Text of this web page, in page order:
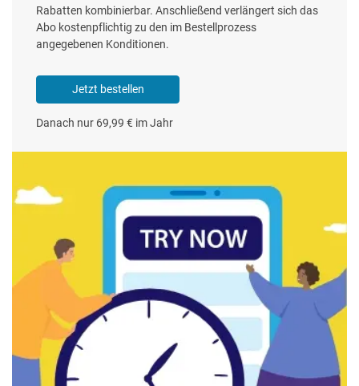
Rabatten kombinierbar. Anschließend verlängert sich das
Abo kostenpflichtig zu den im Bestellprozess
angegebenen Konditionen.
Jetzt bestellen
Danach nur 69,99 € im Jahr